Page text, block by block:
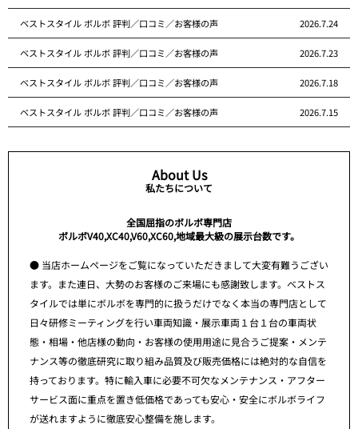
ベストスタイル ボルボ 評判／口コミ／お客様の声 2026.7.24
ベストスタイル ボルボ 評判／口コミ／お客様の声 2026.7.23
ベストスタイル ボルボ 評判／口コミ／お客様の声 2026.7.18
ベストスタイル ボルボ 評判／口コミ／お客様の声 2026.7.15
About Us
私たちについて
全国屈指のボルボ専門店
ボルボV40,XC40,V60,XC60,地域最大級の展示台数です。
● 当店ホームページをご覧になっていただきまして大変有難うござい
ます。また連日、大勢のお客様のご来場にも感謝致します。ベストス
タイルでは単にボルボを専門的に扱うだけでなく本当の専門店として
日々研修ミーティングを行い車両知識・展示車両１台１台の車両状
態・相場・他店様の動向・お客様の使用用途に見合うご提案・メンテ
ナンス等の徹底研究に取り組み品質及び販売価格には絶対的な自信を
持っております。特に輸入車に必要不可欠なメンテナンス・アフター
サービス面に重点を置き低価格であっても安心・安全にボルボライフ
が送れますように徹底安心整備を施します。